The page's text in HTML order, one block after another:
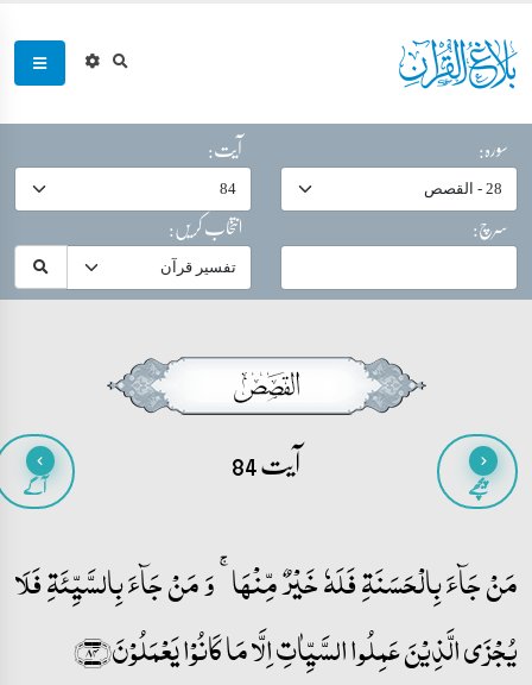
سورہ:
آیت:
سرچ:
انتخاب کریں:
پیچھے آیت 84 آگے
مَنۡ جَآءَ بِالۡحَسَنَۃِ فَلَہٗ خَیۡرٌ مِّنۡہَا ۚ وَ مَنۡ جَآءَ بِالسَّیِّئَۃِ فَلَا
یُجۡزَی الَّذِیۡنَ عَمِلُوا السَّیِّاٰتِ اِلَّا مَا کَانُوۡا یَعۡمَلُوۡنَ﴿۸۴﴾